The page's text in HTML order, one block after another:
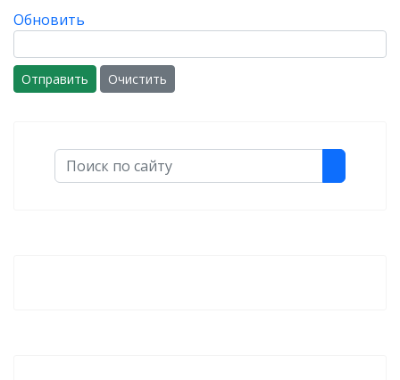
Обновить
Отправить Очистить
Поиск